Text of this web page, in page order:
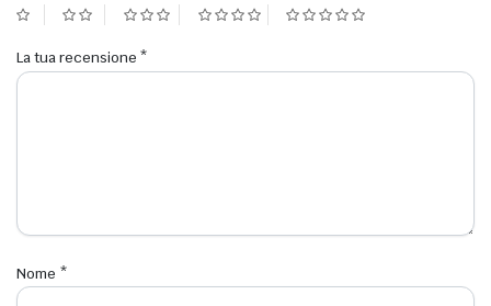
La tua recensione *
Nome *